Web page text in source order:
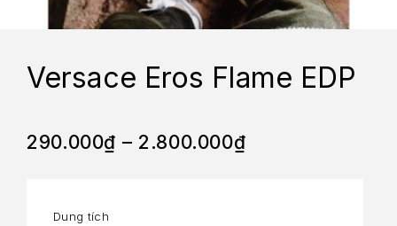
Versace Eros Flame EDP
290.000₫ – 2.800.000₫
Dung tích